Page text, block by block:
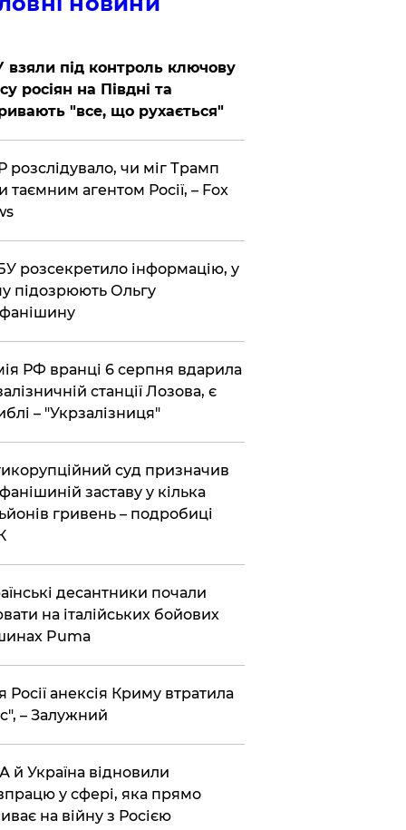
взяли під контроль ключову
росіян на Півдні та
"все, що рухається"
розслідувало, чи міг Трамп
таємним агентом Росії, – Fox
розсекретило інформацію, у
підозрюють Ольгу
РФ вранці 6 серпня вдарила
станції Лозова, є
– "Укрзалізниця"
суд призначив
заставу у кілька
гривень – подробиці
десантники почали
на італійських бойових
Puma
Росії анексія Криму втратила
– Залужний
й Україна відновили
у сфері, яка прямо
на війну з Росією